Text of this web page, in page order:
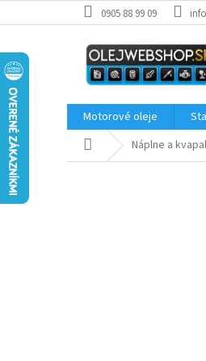
na
0905 88 99 09
Motorové oleje
DomovNáplne a